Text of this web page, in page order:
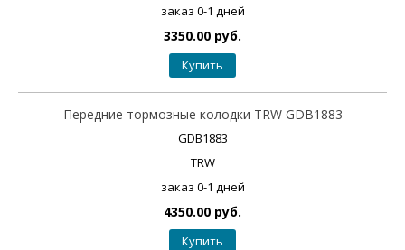
заказ 0-1 дней
3350.00 руб.
Купить
Передние тормозные колодки TRW GDB1883
GDB1883
TRW
заказ 0-1 дней
4350.00 руб.
Купить